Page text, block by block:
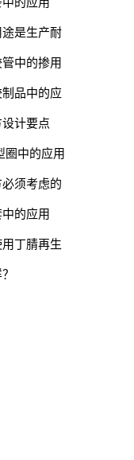
的应用
是生产耐
中的掺用
品中的应
计要点
圈中的应用
须考虑的
的应用
丁腈再生